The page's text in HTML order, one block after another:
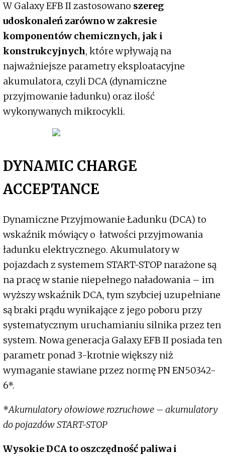
W Galaxy EFB II zastosowano szereg
udoskonaleń zarówno w zakresie
komponentów chemicznych, jak i
konstrukcyjnych, które wpływają na
najważniejsze parametry eksploatacyjne
akumulatora, czyli DCA (dynamiczne
przyjmowanie ładunku) oraz ilość
wykonywanych mikrocykli.
DYNAMIC CHARGE
ACCEPTANCE
Dynamiczne Przyjmowanie Ładunku (DCA) to
wskaźnik mówiący o łatwości przyjmowania
ładunku elektrycznego. Akumulatory w
pojazdach z systemem START-STOP narażone są
na pracę w stanie niepełnego naładowania – im
wyższy wskaźnik DCA, tym szybciej uzupełniane
są braki prądu wynikające z jego poboru przy
systematycznym uruchamianiu silnika przez ten
system. Nowa generacja Galaxy EFB II posiada ten
parametr ponad 3-krotnie większy niż
wymaganie stawiane przez normę PN EN50342-
6*.
*Akumulatory ołowiowe rozruchowe – akumulatory
do pojazdów START-STOP
Wysokie DCA to oszczędność paliwa i